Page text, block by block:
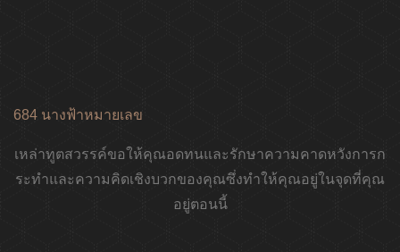
684 นางฟ้าหมายเลข
เหล่าทูตสวรรค์ขอให้คุณอดทนและรักษาความคาดหวังการก
ระทำและความคิดเชิงบวกของคุณซึ่งทำให้คุณอยู่ในจุดที่คุณ
อยู่ตอนนี้